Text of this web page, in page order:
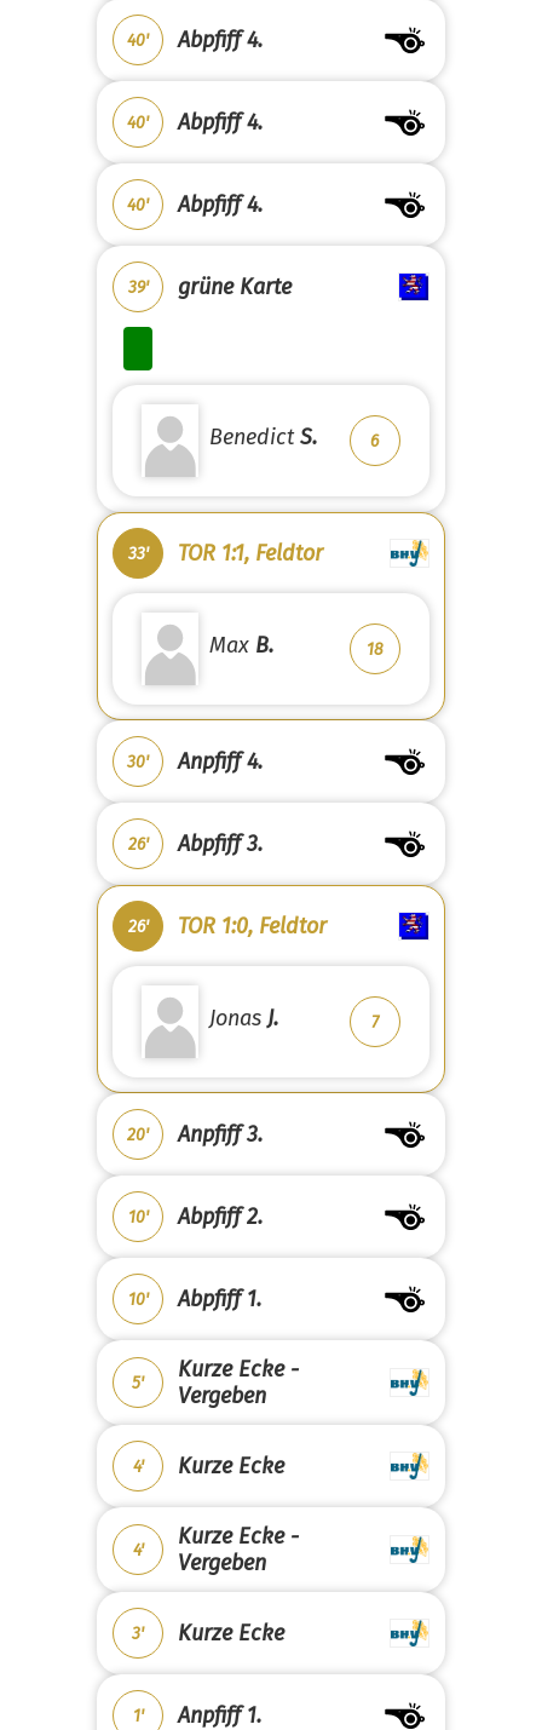
40' Abpfiff 4.
40' Abpfiff 4.
40' Abpfiff 4.
39' grüne Karte
BenedictS. 6
33' TOR 1:1, Feldtor
Max B. 18
30' Anpfiff 4.
26' Abpfiff 3.
26' TOR 1:0, Feldtor
JonasJ. 7
20' Anpfiff 3.
10' Abpfiff 2.
10' Abpfiff 1.
5'
Kurze Ecke -
Vergeben
4' Kurze Ecke
4'
Kurze Ecke -
Vergeben
3' Kurze Ecke
1' Anpfiff 1.